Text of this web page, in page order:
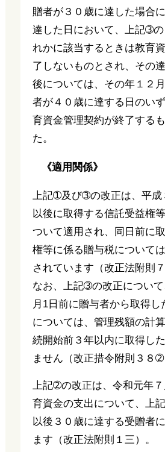
贈者が３０歳に達した場合
達した日において、上記➂
れかに該当するときは教育
了しないものとされ、その
後については、その年１２
者が４０歳に達する日のい
育資金管理契約が終了する
た。
《適用関係》
上記➀及び➂の改正は、平成
以後に取得する信託受益権
ついて適用され、同日前に
権等に係る贈与税について
されています（改正法附則
なお、上記➂の改正について
月1日前に贈与者から取得し
については、管理残額の計
続開始前３年以内に取得し
ません（改正措令附則３８➁
上記➁の改正は、令和元年
育資金の支出について、上
以後３０歳に達する受贈者
ます（改正法附則１三）。